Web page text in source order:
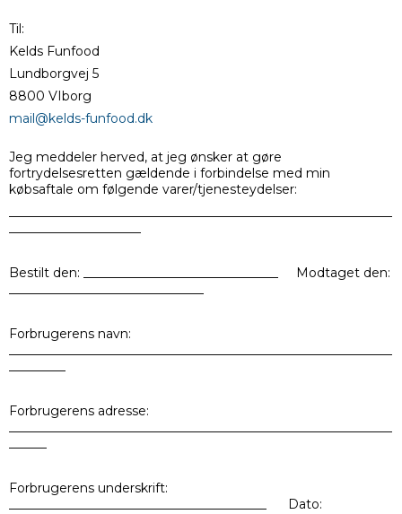
Til:
Kelds Funfood
Lundborgvej 5
8800 VIborg
mail@kelds-funfood.dk
Jeg meddeler herved, at jeg ønsker at gøre
fortrydelsesretten gældende i forbindelse med min
købsaftale om følgende varer/tjenesteydelser:
Bestilt den: _______________________________ Modtaget den:
Forbrugerens navn:
Forbrugerens adresse:
Forbrugerens underskrift:
_________________________________________ Dato: